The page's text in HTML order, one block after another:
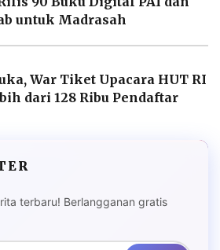
untuk Madrasah
War Tiket Upacara HUT RI
dari 128 Ribu Pendaftar
terbaru! Berlangganan gratis